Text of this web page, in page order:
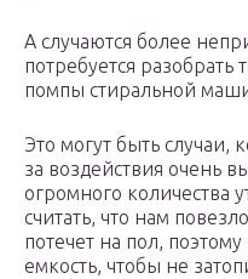
А случаются более
потребуется разобрать
помпы стиральной
Это могут быть случаи,
за воздействия очень
огромного количества
считать, что нам
потечет на пол,
емкость, чтобы не